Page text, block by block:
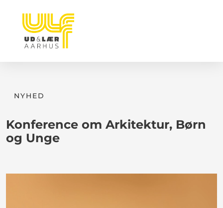
NYHED
Konference om Arkitektur, Børn
og Unge